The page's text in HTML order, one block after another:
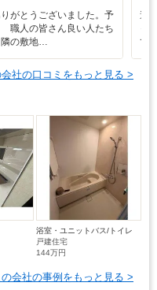
がとうございました。予
職人の皆さん良い人たち
隣の敷地…
遠
て
会社の口コミをもっと見る >
浴室・ユニットバス/トイレ
戸建住宅
144万円
の会社の事例をもっと見る >